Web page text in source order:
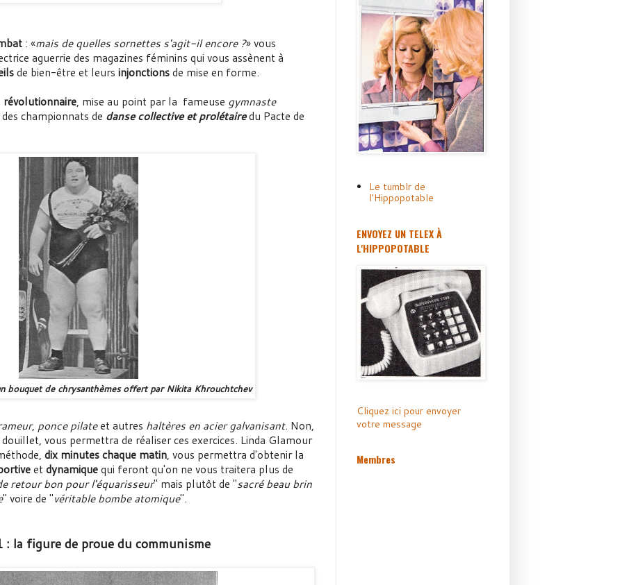
: «mais de quelles sornettes s'agit-il encore ?» vous
aguerrie des magazines féminins qui vous assènent à
de bien-être et leurs injonctionsde mise en forme.
révolutionnaire, mise au point par la fameuse gymnaste
championnats de danse collective et prolétairedu Pacte de
bouquet de chrysanthèmes offert par Nikita Khrouchtchev
, ponce pilateet autres haltères en acier galvanisant. Non,
vous permettra de réaliser ces exercices. Linda Glamour
dix minutes chaque matin, vous permettra d'obtenir la
etdynamiquequi feront qu'on ne vous traitera plus de
retour bon pour l'équarisseur" mais plutôt de "sacré beau brin
" voire de "véritable bombe atomique".
: la figure de proue du communisme
Le tumblr de
l'Hippopotable
ENVOYEZ UN TELEX À
L'HIPPOPOTABLE
Cliquez ici pour envoyer
votre message
Membres